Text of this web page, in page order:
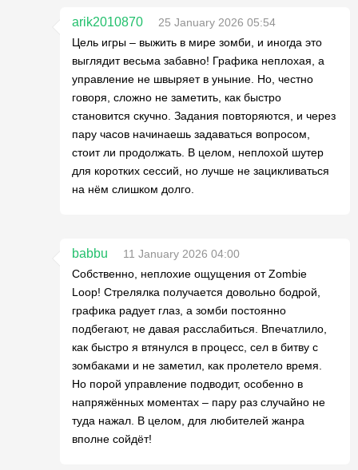
arik2010870
25 January 2026 05:54
Цель игры – выжить в мире зомби, и иногда это
выглядит весьма забавно! Графика неплохая, а
управление не швыряет в уныние. Но, честно
говоря, сложно не заметить, как быстро
становится скучно. Задания повторяются, и через
пару часов начинаешь задаваться вопросом,
стоит ли продолжать. В целом, неплохой шутер
для коротких сессий, но лучше не зацикливаться
на нём слишком долго.
babbu
11 January 2026 04:00
Собственно, неплохие ощущения от Zombie
Loop! Стрелялка получается довольно бодрой,
графика радует глаз, а зомби постоянно
подбегают, не давая расслабиться. Впечатлило,
как быстро я втянулся в процесс, сел в битву с
зомбаками и не заметил, как пролетело время.
Но порой управление подводит, особенно в
напряжённых моментах – пару раз случайно не
туда нажал. В целом, для любителей жанра
вполне сойдёт!